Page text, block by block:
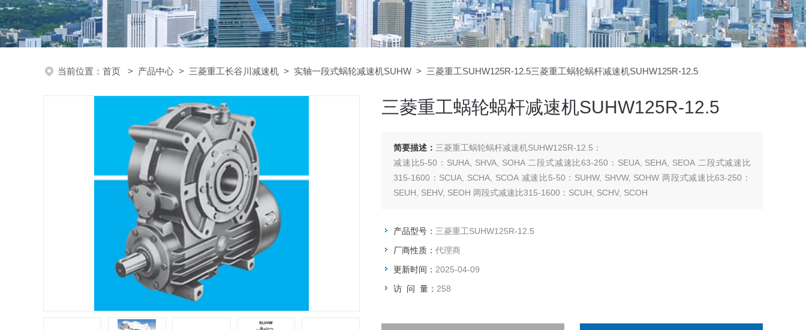
当前位置： 首页 > 产品中心 > 三菱重工长谷川减速机 > 实轴一段式蜗轮减速机SUHW > 三菱重工SUHW125R-12.5三菱重工蜗轮蜗杆减速机SUHW125R-12.5
三菱重工蜗轮蜗杆减速机SUHW125R-12.5
简要描述： 三菱重工蜗轮蜗杆减速机SUHW125R-12.5：
减速比5-50：SUHA, SHVA, SOHA 二段式减速比63-250：SEUA, SEHA, SEOA 二段式减速比
315-1600：SCUA, SCHA, SCOA 减速比5-50：SUHW, SHVW, SOHW 两段式减速比63-250：
SEUH, SEHV, SEOH 两段式减速比315-1600：SCUH, SCHV, SCOH
产品型号： 三菱重工SUHW125R-12.5
厂商性质： 代理商
更新时间： 2025-04-09
访 问 量： 258